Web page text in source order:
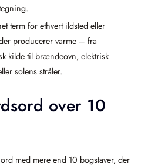
term for ethvert ildsted eller
producerer varme – fra
kilde til brændeovn, elektrisk
solens stråler.
over 10
med mere end 10 bogstaver, der